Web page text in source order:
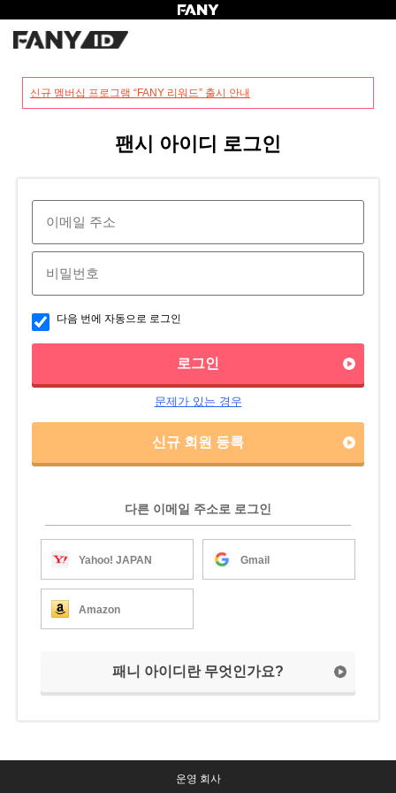
신규 멤버십 프로그램 “FANY 리워드” 출시 안내
팬시 아이디 로그인
다음 번에 자동으로 로그인
로그인
문제가 있는 경우
신규 회원 등록
다른 이메일 주소로 로그인
Yahoo! JAPAN Gmail
Amazon
패니 아이디란 무엇인가요?
운영 회사